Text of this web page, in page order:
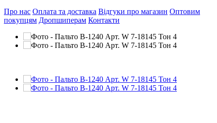
Про нас Оплата та доставка Відгуки про магазин Оптовим
покупцям Дропшиперам Контакти